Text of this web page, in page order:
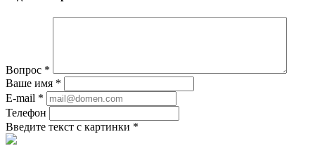
Вопрос *
Ваше имя *
E-mail *
Телефон
Введите текст с картинки *